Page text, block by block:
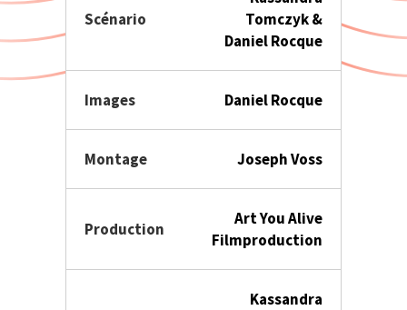
Scénario
Tomczyk &
Daniel Rocque
Images Daniel Rocque
Montage Joseph Voss
Production
Art You Alive
Filmproduction
Kassandra